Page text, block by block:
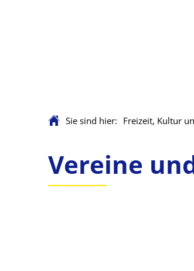
Sie sind hier: Freizeit, Kultur
VereineVereine